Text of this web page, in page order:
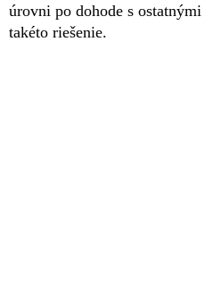
úrovni po dohode s
takéto riešenie.